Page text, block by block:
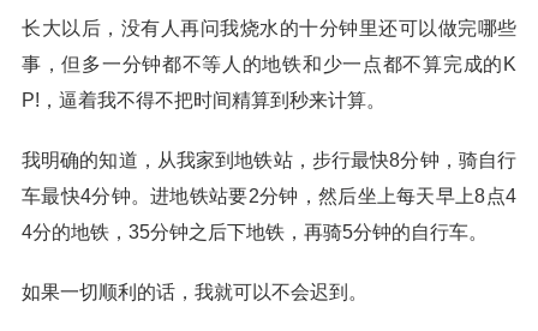
长大以后，没有人再问我烧水的十分钟里还可以做完哪些
事，但多一分钟都不等人的地铁和少一点都不算完成的K
P!，逼着我不得不把时间精算到秒来计算。
我明确的知道，从我家到地铁站，步行最快8分钟，骑自行
车最快4分钟。进地铁站要2分钟，然后坐上每天早上8点4
4分的地铁，35分钟之后下地铁，再骑5分钟的自行车。
如果一切顺利的话，我就可以不会迟到。